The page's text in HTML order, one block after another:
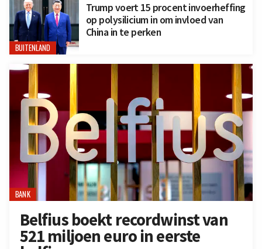
BUITENLAND
Trump voert 15 procent invoerheffing
op polysilicium in om invloed van
China in te perken
BANK
Belfius boekt recordwinst van
521 miljoen euro in eerste